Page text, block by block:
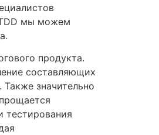
TDD мы можем
продукта.
составляющих
значительно
тестирования